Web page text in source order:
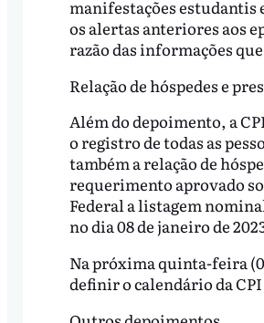
manifestações estudantis
os alertas anteriores aos
razão das informações
Relação de hóspedes e
Além do depoimento, a
o registro de todas as
também a relação de
requerimento aprovado
Federal a listagem
no dia 08 de janeiro de
Na próxima quinta-feira
definir o calendário da